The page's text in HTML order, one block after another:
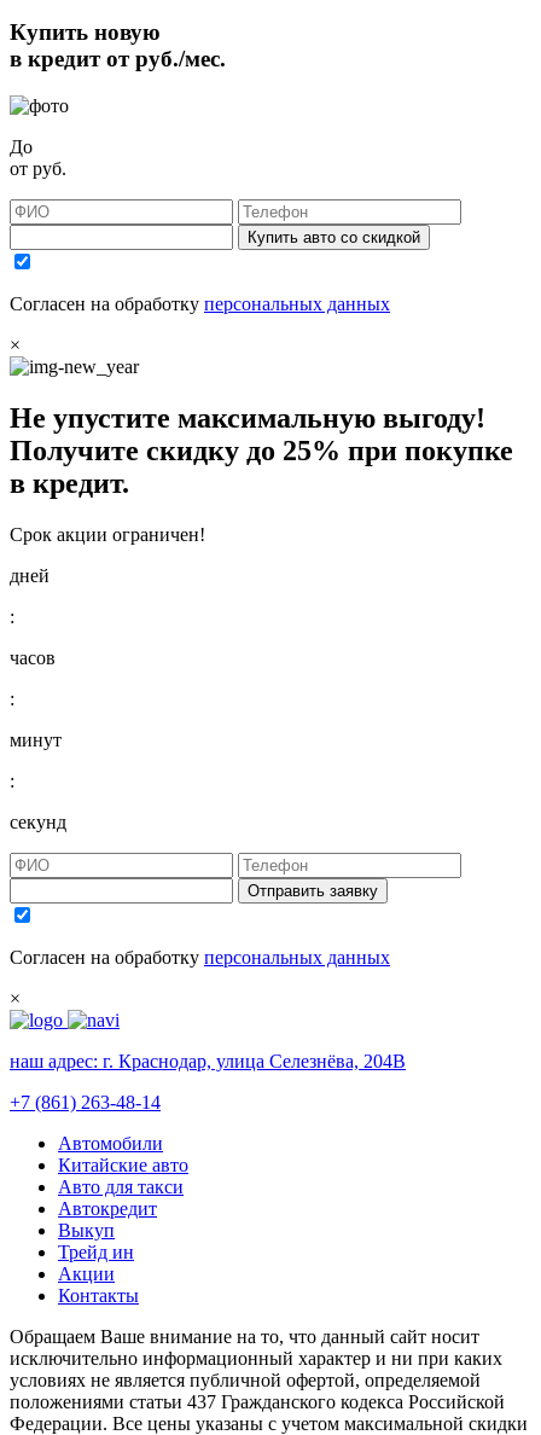
Купить новую
в кредит отруб./мес.
До
от руб.
Купить авто со скидкой
Согласен на обработку персональных данных
×
Не упустите максимальную выгоду!
Получите скидку до 25% при покупке
в кредит.
Срок акции ограничен!
дней
:
часов
:
минут
:
секунд
Отправить заявку
Согласен на обработку персональных данных
×
наш адрес: г. Краснодар, улица Селезнёва, 204В
+7 (861) 263-48-14
Автомобили
Китайские авто
Авто для такси
Автокредит
Выкуп
Трейд ин
Акции
Контакты
Обращаем Ваше внимание на то, что данный сайт носит
исключительно информационный характер и ни при каких
условиях не является публичной офертой, определяемой
положениями статьи 437 Гражданского кодекса Российской
Федерации. Все цены указаны с учетом максимальной скидки